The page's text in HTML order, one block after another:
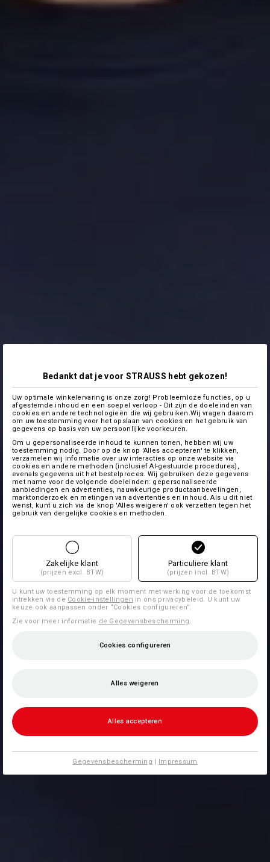
Bedankt dat je voor STRAUSS hebt gekozen!
Uw optimale winkelervaring is onze zorg! Probleemloze functies, op u
afgestemde inhoud en een soepel verloop - Dit zijn de doeleinden van
cookies en andere technologieën die wij gebruiken.Wij vragen daarom
om uw toestemming voor het opslaan van cookies en het gebruik van
gegevens op basis van uw persoonlijke voorkeuren.
Om u gepersonaliseerde inhoud te kunnen tonen, hebben wij uw
toestemming nodig. Door op de knop 'Alles accepteren' te klikken,
verzamelen wij informatie over uw interacties op onze website via
cookies en andere methoden (inclusief AI-gestuurde procedures),
evenals gegevens uit het bestelproces. Wij gebruiken deze gegevens
met name voor de volgende doeleinden: gepersonaliseerde
aanbiedingen en advertenties, nauwkeurige productaanbevelingen,
marktonderzoek en metingen van advertenties en inhoud. Als u dit niet
wenst, kunt u zich via de knop 'Alles weigeren' ook verzetten tegen het
gebruik van dergelijke cookies en methoden.
Zakelijke klant
(prijzen excl. BTW)
Particuliere klant
(prijzen incl. BTW)
U kunt uw toestemming op elk moment met werking voor de toekomst
intrekken via de Cookie-instellingen in ons privacybeleid. U kunt uw
keuze ook aanpassen onder “Cookies configureren”.
Zie voor meer informatie de Gegevensbescherming
Cookies configureren
Alles weigeren
Alles accepteren
Gegevensbescherming | Impressum